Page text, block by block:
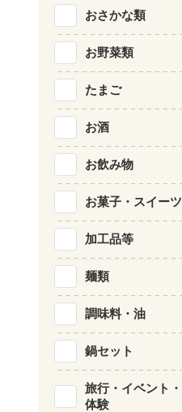
おさかな類
お野菜類
たまご
お酒
お飲み物
お菓子・スイーツ
加工品等
麺類
調味料・油
鍋セット
旅行・イベント・
体験